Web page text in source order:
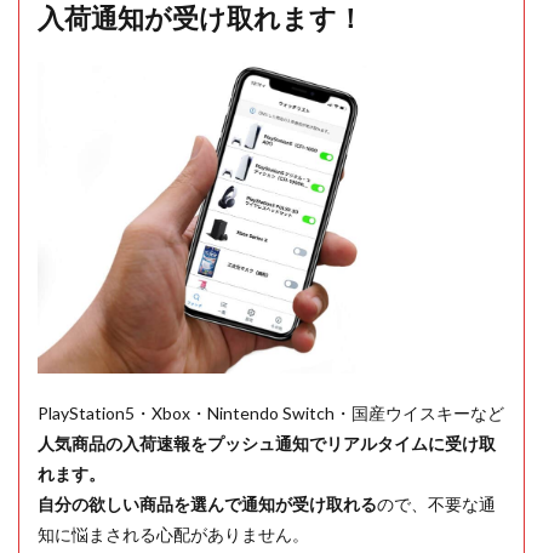
入荷通知が受け取れます！
PlayStation5・Xbox・Nintendo Switch・国産ウイスキーなど
人気商品の入荷速報をプッシュ通知でリアルタイムに受け取
れます。
自分の欲しい商品を選んで通知が受け取れるので、不要な通
知に悩まされる心配がありません。